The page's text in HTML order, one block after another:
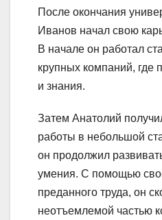
После окончания
Иванов начал свою
В начале он работал
крупных компаний, где
и знания.
Затем Анатолий
работы в небольшой
он продолжил
умения. С помощью
преданного труда, он
неотъемлемой частью